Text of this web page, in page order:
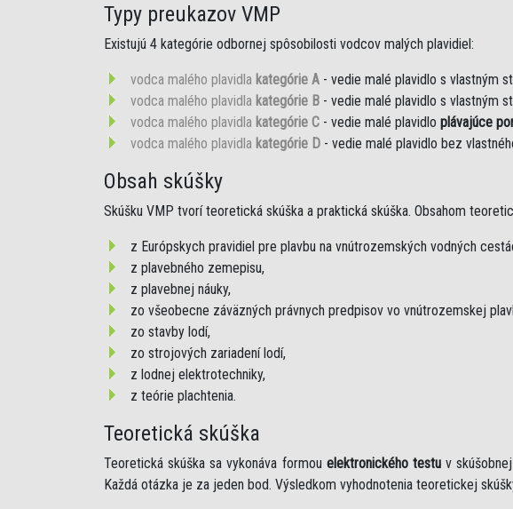
Typy preukazov VMP
Existujú 4 kategórie odbornej spôsobilosti vodcov malých plavidiel:
vodca malého plavidla kategórie A - vedie malé plavidlo s vlastným
vodca malého plavidla kategórie B - vedie malé plavidlo s vlastným
vodca malého plavidla kategórie C - vedie malé plavidlo plávajúce
vodca malého plavidla kategórie D - vedie malé plavidlo bez
Obsah skúšky
Skúšku VMP tvorí teoretická skúška a praktická skúška. Obsahom
z Európskych pravidiel pre plavbu na vnútrozemských vodných
z plavebného zemepisu,
z plavebnej náuky,
zo všeobecne záväzných právnych predpisov vo vnútrozemskej
zo stavby lodí,
zo strojových zariadení lodí,
z lodnej elektrotechniky,
z teórie plachtenia.
Teoretická skúška
Teoretická skúška sa vykonáva formou elektronického testuv skúšobnej
Každá otázka je za jeden bod. Výsledkom vyhodnotenia teoretickej